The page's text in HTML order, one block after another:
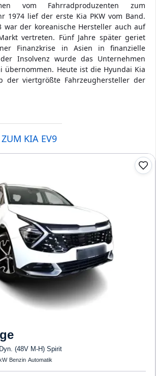
vom Fahrradproduzenten zum
1974 lief der erste Kia PKW vom Band.
war der koreanische Hersteller auch auf
vertreten. Fünf Jahre später geriet
Finanzkrise in Asien in finanzielle
Insolvenz wurde das Unternehmen
übernommen. Heute ist die Hyundai Kia
der viertgrößte Fahrzeughersteller der
KIA EV9
(48V M-H) Spirit
· Benzin·Automatik